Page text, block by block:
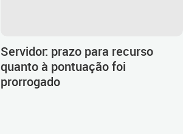
Servidor: prazo para recurso
quanto à pontuação foi
prorrogado